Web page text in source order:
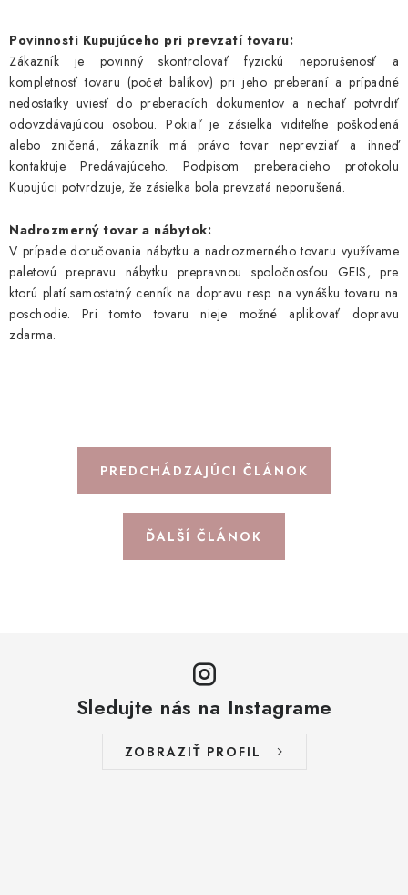
REFLUX
ZNAČKY
Kontakty O nás
Hodnotenie obchodu
Prečo nakupovať u nás
Garancia najlepšej ceny
Darčeková poukážka
Spolupráca s influencermi
Často kladené otázky - FAQ Reklamácie
Staň sa súčasťou Nunobaby
Povinnosti Kupujúceho pri prevzatí tovaru:
Zákazník je povinný skontrolovať fyzickú neporušenosť a
kompletnosť tovaru (počet balíkov) pri jeho preberaní a prípadné
nedostatky uviesť do preberacích dokumentov a nechať potvrdiť
odovzdávajúcou osobou. Pokiaľ je zásielka viditeľne poškodená
alebo zničená, zákazník má právo tovar neprevziať a ihneď
kontaktuje Predávajúceho. Podpisom preberacieho protokolu
Kupujúci potvrdzuje, že zásielka bola prevzatá neporušená.
Nadrozmerný tovar a nábytok:
V prípade doručovania nábytku a nadrozmerného tovaru využívame
paletovú prepravu nábytku prepravnou spoločnosťou GEIS, pre
ktorú platí samostatný cenník na dopravu resp. na vynášku tovaru na
poschodie. Pri tomto tovaru nieje možné aplikovať dopravu
zdarma.
PREDCHÁDZAJÚCI ČLÁNOK
ĎALŠÍ ČLÁNOK
Sledujte nás na Instagrame
ZOBRAZIŤ PROFIL